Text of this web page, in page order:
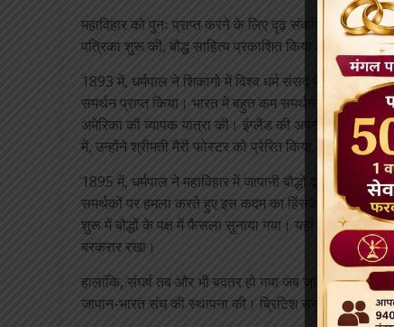
महाविहार को पुनः प्राप्त करने के लिए दृढ़ संकल्पित, धर्मपाल
पत्रिका शुरू की, बौद्ध साहित्य प्रकाशित किया और 1892
1893 में, धर्मपाल ने शिकागो में विश्व धर्म संसद में बौद्ध धर्म
समर्थन प्राप्त किया। भारत में बहुत कम समर्थन के साथ,
अमेरिका की व्यापक यात्रा की। इंग्लैंड की अपनी यात्रा के
में, उन्होंने श्रीमती मैरी फोस्टर को प्रेरित किया, जिन्होंने इस
1895 में, धर्मपाल ने महाविहार में जापानी बौद्धों द्वारा
समर्थकों पर हमला करते हुए इस कदम का हिंसक विरोध
शुरू में बौद्धों के पक्ष में फैसला सुनाया गया। यहां तक ​​कि उच्च
बरकरार रखा।
हालांकि, संघर्ष तब और भी बदतर हो गया जब जापानी बौद्ध
जापान-भारत संघ की स्थापना की। ब्रिटिश सरकार ने इसे एक